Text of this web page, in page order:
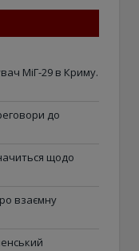
МіГ-29 в Криму.
до
щодо
взаємну